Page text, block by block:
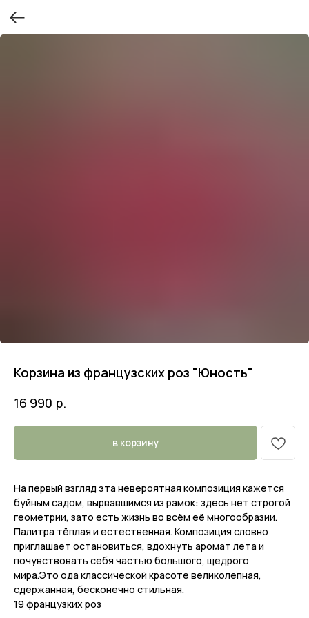
Корзина из французских роз "Юность"
16 990 р.
в корзину
На первый взгляд эта невероятная композиция кажется
буйным садом, вырвавшимся из рамок: здесь нет строгой
геометрии, зато есть жизнь во всём её многообразии.
Палитра тёплая и естественная. Композиция словно
приглашает остановиться, вдохнуть аромат лета и
почувствовать себя частью большого, щедрого
мира.Это ода классической красоте великолепная,
сдержанная, бесконечно стильная.
19 французких роз